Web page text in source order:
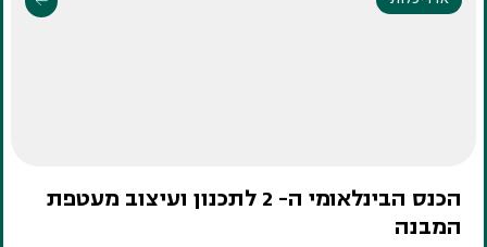
הכנס הבינלאומי ה- 2 לתכנון ועיצוב מעטפת
המבנה